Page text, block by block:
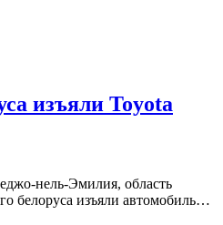
изъяли Toyota
нель-Эмилия, область
белоруса изъяли автомобиль…